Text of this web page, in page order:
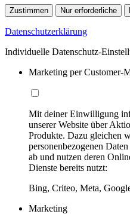
Zustimmen Nur erforderliche
Datenschutzerklärung
Individuelle Datenschutz-
Marketing per Customer-
Mit deiner Einwilligung
unserer Website über
Produkte. Dazu gleichen
personenbezogenen
ab und nutzen deren
Dienste bereits nutzt:
Bing, Criteo, Meta,
Marketing